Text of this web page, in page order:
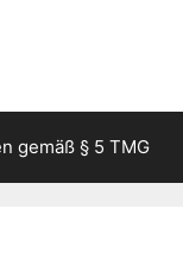
gemäß § 5 TMG